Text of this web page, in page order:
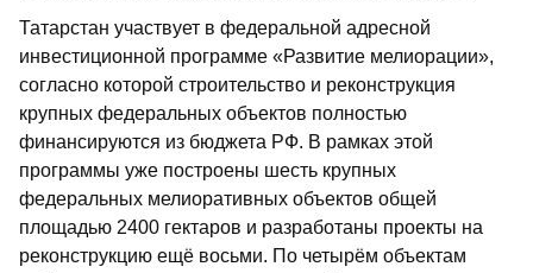
Татарстан участвует в федеральной адресной
инвестиционной программе «Развитие мелиорации»,
согласно которой строительство и реконструкция
крупных федеральных объектов полностью
финансируются из бюджета РФ. В рамках этой
программы уже построены шесть крупных
федеральных мелио­ративных объектов общей
площадью 2400 гектаров и разработаны проекты на
реконструкцию ещё восьми. По четырём объектам